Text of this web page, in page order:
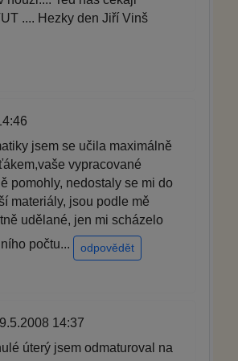
.... Hezky den Jiří Vinš
jsem se učila maximálně
vypracované
pomohly, nedostaly se mi do
materiály, jsou podle mě
udělané, jen mi scházelo
počtu...
odpovědět
14:37
úterý jsem odmaturoval na